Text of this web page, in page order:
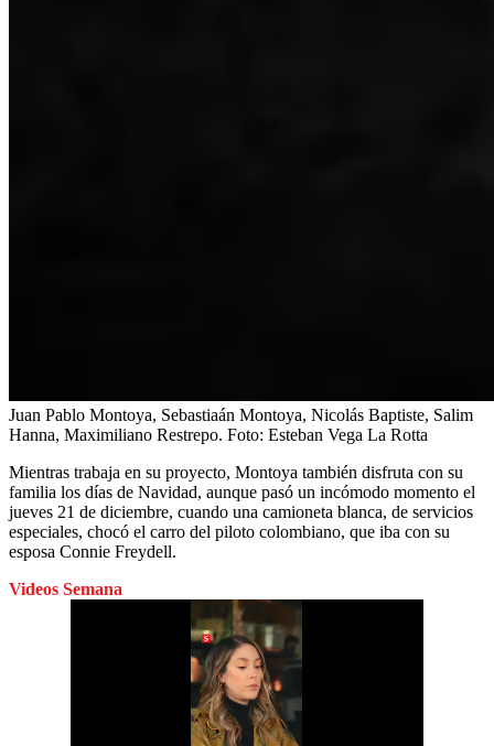
Juan Pablo Montoya, Sebastiaán Montoya, Nicolás Baptiste, Salim
Hanna, Maximiliano Restrepo. Foto: Esteban Vega La Rotta
Mientras trabaja en su proyecto, Montoya también disfruta con su
familia los días de Navidad, aunque pasó un incómodo momento el
jueves 21 de diciembre, cuando una camioneta blanca, de servicios
especiales, chocó el carro del piloto colombiano, que iba con su
esposa Connie Freydell.
Videos Semana